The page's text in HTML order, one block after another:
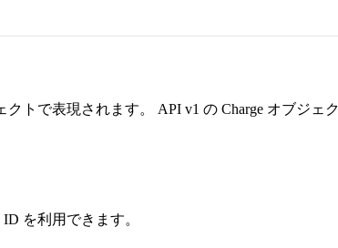
クトで表現されます。 API v1 の Charge オブジ
を利用できます。